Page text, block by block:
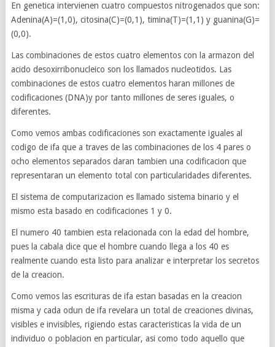
En genetica intervienen cuatro compuestos nitrogenados que son:
Adenina(A)=(1,0), citosina(C)=(0,1), timina(T)=(1,1) y guanina(G)=
(0,0).
Las combinaciones de estos cuatro elementos con la armazon del
acido desoxirribonucleico son los llamados nucleotidos. Las
combinaciones de estos cuatro elementos haran millones de
codificaciones (DNA)y por tanto millones de seres iguales, o
diferentes.
Como vemos ambas codificaciones son exactamente iguales al
codigo de ifa que a traves de las combinaciones de los 4 pares o
ocho elementos separados daran tambien una codificacion que
representaran un elemento total con particularidades diferentes.
El sistema de computarizacion es llamado sistema binario y el
mismo esta basado en codificaciones 1 y 0.
El numero 40 tambien esta relacionada con la edad del hombre,
pues la cabala dice que el hombre cuando llega a los 40 es
realmente cuando esta listo para analizar e interpretar los secretos
de la creacion.
Como vemos las escrituras de ifa estan basadas en la creacion
misma y cada odun de ifa revelara un total de creaciones divinas,
visibles e invisibles, rigiendo estas caracteristicas la vida de un
individuo o poblacion en particular, asi como todo aquello que